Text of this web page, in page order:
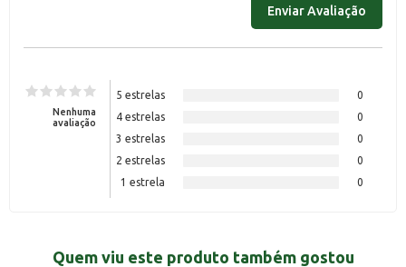
Nenhuma
avaliação
5 estrelas
0
4 estrelas
0
3 estrelas
0
2 estrelas
0
1 estrela
0
Quem viu este produto também gostou